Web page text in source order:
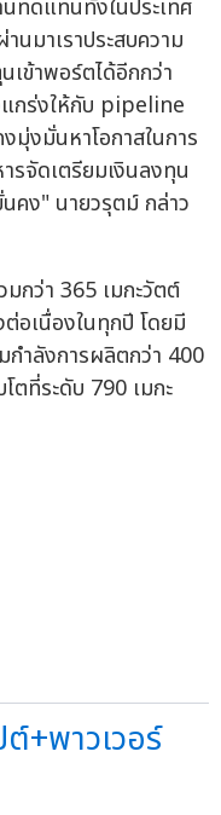
ทดแทนทั้งในประเทศ
นมาเราประสบความ
เข้าพอร์ตได้อีกกว่า
แกร่งให้กับ pipeline
มุ่งมั่นหาโอกาสในการ
รจัดเตรียมเงินลงทุน
นคง" นายวรุตม์ กล่าว
กว่า 365 เมกะวัตต์
ต่อเนื่องในทุกปี โดยมี
ำลังการผลิตกว่า 400
ตที่ระดับ 790 เมกะ
+พาวเวอร์